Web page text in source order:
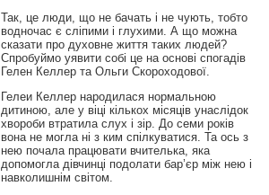
Так, це люди, що не бачать і не чують, тобто
водночас є сліпими і глухими. А що можна
сказати про духовне життя таких людей?
Спробуймо уявити собі це на основі спогадів
Гелен Келлер та Ольги Скороходової.
Гелеи Келлер народилася нормальною
дитиною, але у віці кількох місяців унаслідок
хвороби втратила слух і зір. До семи років
вона не могла ні з ким спілкуватися. Та ось з
нею почала працювати вчителька, яка
допомогла дівчинці подолати бар’єр між нею і
навколишнім світом.